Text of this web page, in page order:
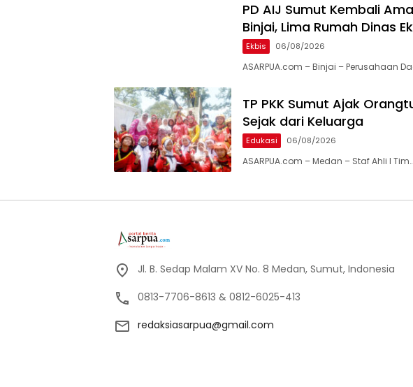
PD AIJ Sumut Kembali
Binjai, Lima Rumah Dinas
Ekbis 06/08/2026
ASARPUA.com – Binjai – Perusahaan
TP PKK Sumut Ajak
Sejak dari Keluarga
Edukasi 06/08/2026
ASARPUA.com – Medan – Staf Ahli I Tim…
Jl. B. Sedap Malam XV No. 8 Medan, Sumut, Indonesia
0813-7706-8613 & 0812-6025-413
redaksiasarpua@gmail.com